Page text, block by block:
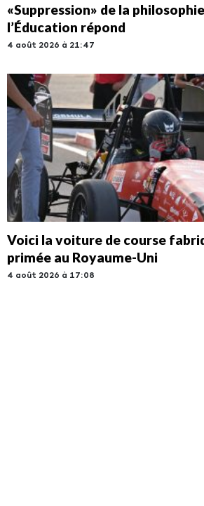
«Suppression» de la
l’Éducation répond
4 août 2026 à 21:47
Voici la voiture de course
primée au Royaume-Uni
4 août 2026 à 17:08